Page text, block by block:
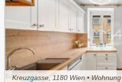
Kreuzgasse, 1180 Wien •